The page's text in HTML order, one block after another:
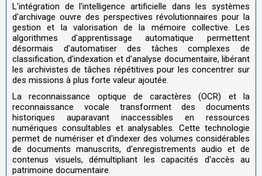
L'intégration de l'intelligence artificielle dans les systèmes
d'archivage ouvre des perspectives révolutionnaires pour la
gestion et la valorisation de la mémoire collective. Les
algorithmes d'apprentissage automatique permettent
désormais d'automatiser des tâches complexes de
classification, d'indexation et d'analyse documentaire, libérant
les archivistes de tâches répétitives pour les concentrer sur
des missions à plus forte valeur ajoutée.
La reconnaissance optique de caractères (OCR) et la
reconnaissance vocale transforment des documents
historiques auparavant inaccessibles en ressources
numériques consultables et analysables. Cette technologie
permet de numériser et d'indexer des volumes considérables
de documents manuscrits, d'enregistrements audio et de
contenus visuels, démultipliant les capacités d'accès au
patrimoine documentaire.